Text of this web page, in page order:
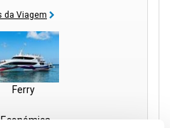
da Viagem
Ferry